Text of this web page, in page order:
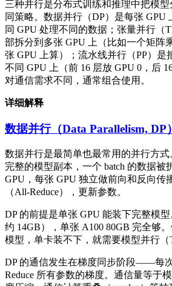
三种并行是分布式训练和推理中把模
同策略。数据并行（DP）是每张 GPU
同 GPU 处理不同的数据；张量并行（
部拆分到多张 GPU 上（比如一个矩阵
张 GPU 上算）；流水线并行（PP）是
不同 GPU 上（前 16 层放 GPU 0，后
对通信需求不同，通常组合使用。
详细解释
数据并行（Data Parallelism, DP）
数据并行是最简单也最常用的并行方
完整的模型副本，一个 batch 的数据被
GPU，每张 GPU 独立做前向和反向传
（All-Reduce），更新参数。
DP 的前提是单张 GPU 能装下完整模
约 14GB），单张 A100 80GB 完全够
模型，单卡装不下，就需要模型并行（
DP 的通信发生在梯度同步阶段——每
Reduce 所有参数的梯度。通信量等于